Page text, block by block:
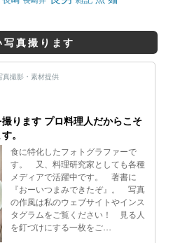
写真撮ります